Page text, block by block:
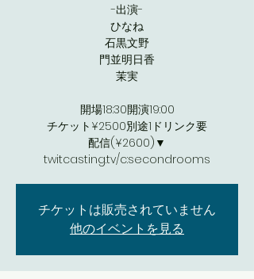
-出演-
ひなね
石黒文野
門並明日香
茉実
開場18:30開演19:00
チケット¥2500別途1ドリンク要
配信(¥2600)▼
twitcasting.tv/c:secondrooms
チケットは販売されていません
他のイベントを見る